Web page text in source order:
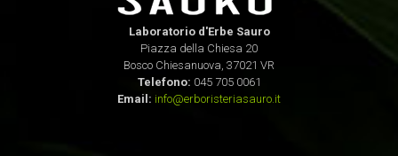
Laboratorio d'Erbe Sauro
Piazza della Chiesa 20
Bosco Chiesanuova, 37021 VR
Telefono: 045 705 0061
Email: info@erboristeriasauro.it